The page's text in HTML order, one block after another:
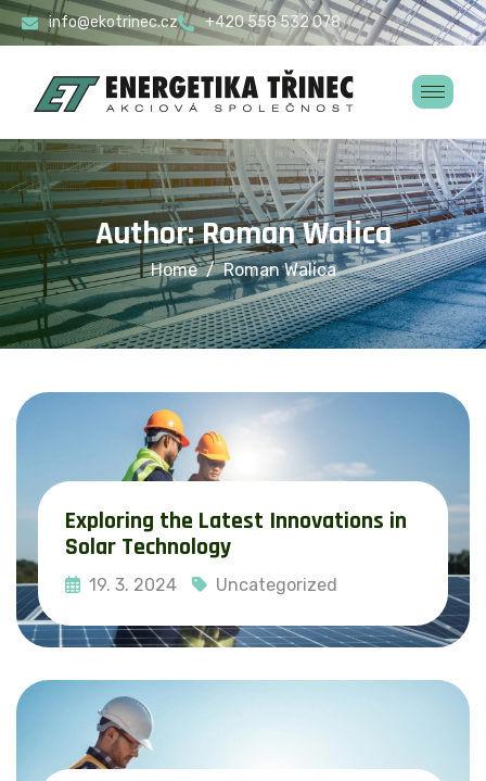
info@ekotrinec.cz +420 558 532 078
Author: Roman Walica
Home Roman Walica
Exploring the Latest Innovations in
Solar Technology
19. 3. 2024 Uncategorized
Read More